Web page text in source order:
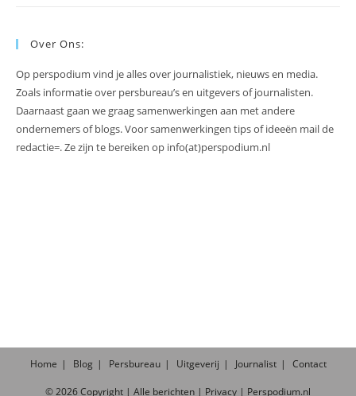
Over Ons:
Op perspodium vind je alles over journalistiek, nieuws en media.
Zoals informatie over persbureau’s en uitgevers of journalisten.
Daarnaast gaan we graag samenwerkingen aan met andere
ondernemers of blogs. Voor samenwerkingen tips of ideeën mail de
redactie=. Ze zijn te bereiken op info(at)perspodium.nl
Home Blog Persbureau Uitgeverij Journalist Contact
©2026Copyright | Alle berichten | Privacy | Perspodium.nl